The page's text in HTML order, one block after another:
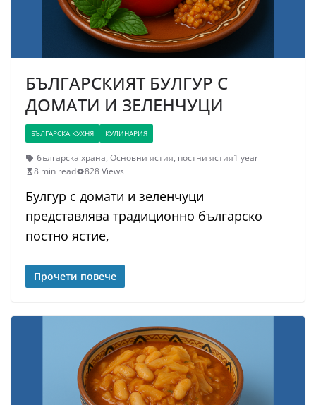
БЪЛГАРСКИЯТ БУЛГУР С
ДОМАТИ И ЗЕЛЕНЧУЦИ
БЪЛГАРСКА КУХНЯ КУЛИНАРИЯ
българска храна, Основни ястия, постни ястия1 year
8 min read
828 Views
Булгур с домати и зеленчуци
представлява традиционно българско
постно ястие,
Прочети повече